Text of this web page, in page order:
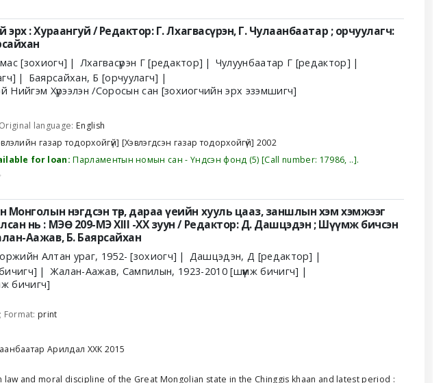
эрх : Хураангуй /Редактор: Г. Лхагвасүрэн, Г. Чулаанбаатар ; орчуулагч:
[зохиогч] Лхагвасүрэн Г[редактор] Чулуунбаатар Г [редактор]
Баярсайхан, Б [орчуулагч]
Нийгэм Хүрээлэн /Соросын сан [зохиогчийн эрх эзэмшигч]
Original language:English
газар тодорхойгүй] [Хэвлэгдсэн газар тодорхойгүй] 2002
for loan:Парламентын номын сан - Үндсэн фонд (5) Call number: 17986, .. .
Монголын нэгдсэн төр, дараа үеийн хууль цааз, заншлын хэм хэмжээг
нь : МЭӨ 209-МЭ XIII -XX зуун / Редактор: Д. Дашцэдэн ; Шүүмж бичсэн
Аажав, Б. Баярсайхан
Алтан ураг, 1952- [зохиогч] Дашцэдэн, Д [редактор]
Жалан-Аажав, Сампилын, 1923-2010[шүүмж бичигч]
бичигч]
Format:print
Арилдал ХХК 2015
law and moral discipline of the Great Mongolian state in the Chinggis khaan and latest period :